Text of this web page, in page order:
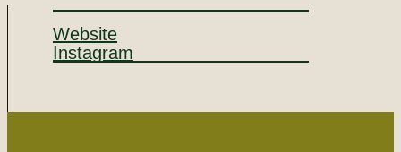
Website
Instagram